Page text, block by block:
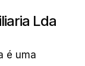
Lda
é uma